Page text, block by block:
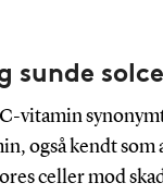
sunde
C-vitamin
også kendt
celler mod